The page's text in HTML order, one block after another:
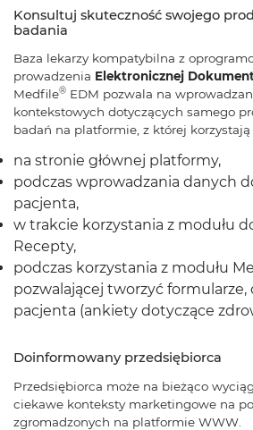
Konsultuj skuteczność swojego
badania
Baza lekarzy kompatybilna z
prowadzenia Elektronicznej
Medfile® EDM pozwala na
kontekstowych dotyczących samego
badań na platformie, z której korzystają
na stronie głównej platformy,
podczas wprowadzania danych
pacjenta,
w trakcie korzystania z modułu
Recepty,
podczas korzystania z modułu
pozwalającej tworzyć
pacjenta (ankiety dotyczące
Doinformowany przedsiębiorca
Przedsiębiorca może na bieżąco
ciekawe konteksty marketingowe na
zgromadzonych na platformie WWW.